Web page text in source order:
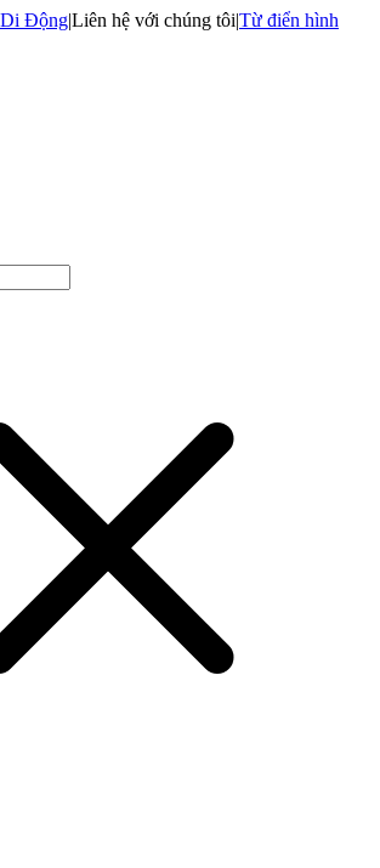
Động|Liên hệ với chúng tôi|Từ điển hình